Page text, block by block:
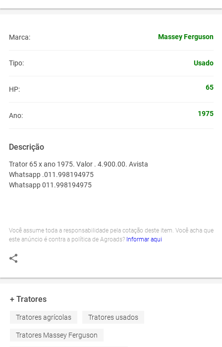
Marca: Massey Ferguson
Tipo: Usado
HP: 65
Ano: 1975
Descrição
Trator 65 x ano 1975. Valor . 4.900.00. Avista
Whatsapp .011.998194975
Whatsapp 011.998194975
Você assume toda a responsabilidade pela cotação deste item. Você acha que
este anúncio é contra a política de Agroads? Informar aqui
+ Tratores
Tratores agrícolas Tratores usados
Tratores Massey Ferguson